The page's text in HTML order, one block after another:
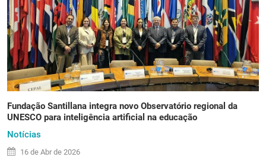
Fundação Santillana integra novo Observatório regional da
UNESCO para inteligência artificial na educação
Notícias
16 de Abr de 2026